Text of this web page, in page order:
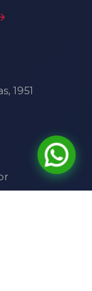
1951